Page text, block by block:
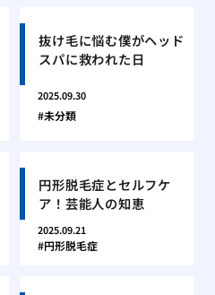
抜け毛に悩む僕がヘッド
スパに救われた日
2025.09.30
未分類
円形脱毛症とセルフケ
ア！芸能人の知恵
2025.09.21
円形脱毛症